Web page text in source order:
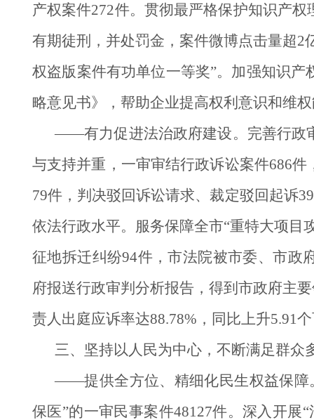
产权案件272件。贯彻最严格保护知识产
有期徒刑，并处罚金，案件微博点击量超2
权盗版案件有功单位一等奖”。加强知识
略意见书》，帮助企业提高权利意识和维
——有力促进法治政府建设。完善行政
与支持并重，一审审结行政诉讼案件686
79件，判决驳回诉讼请求、裁定驳回起诉
依法行政水平。服务保障全市“重特大项目
征地拆迁纠纷94件，市法院被市委、市政
府报送行政审判分析报告，得到市政府主
责人出庭应诉率达88.78%，同比上升5.91
三、坚持以人民为中心，不断满足群众
——提供全方位、精细化民生权益保障
保医”的一审民事案件48127件。深入开展